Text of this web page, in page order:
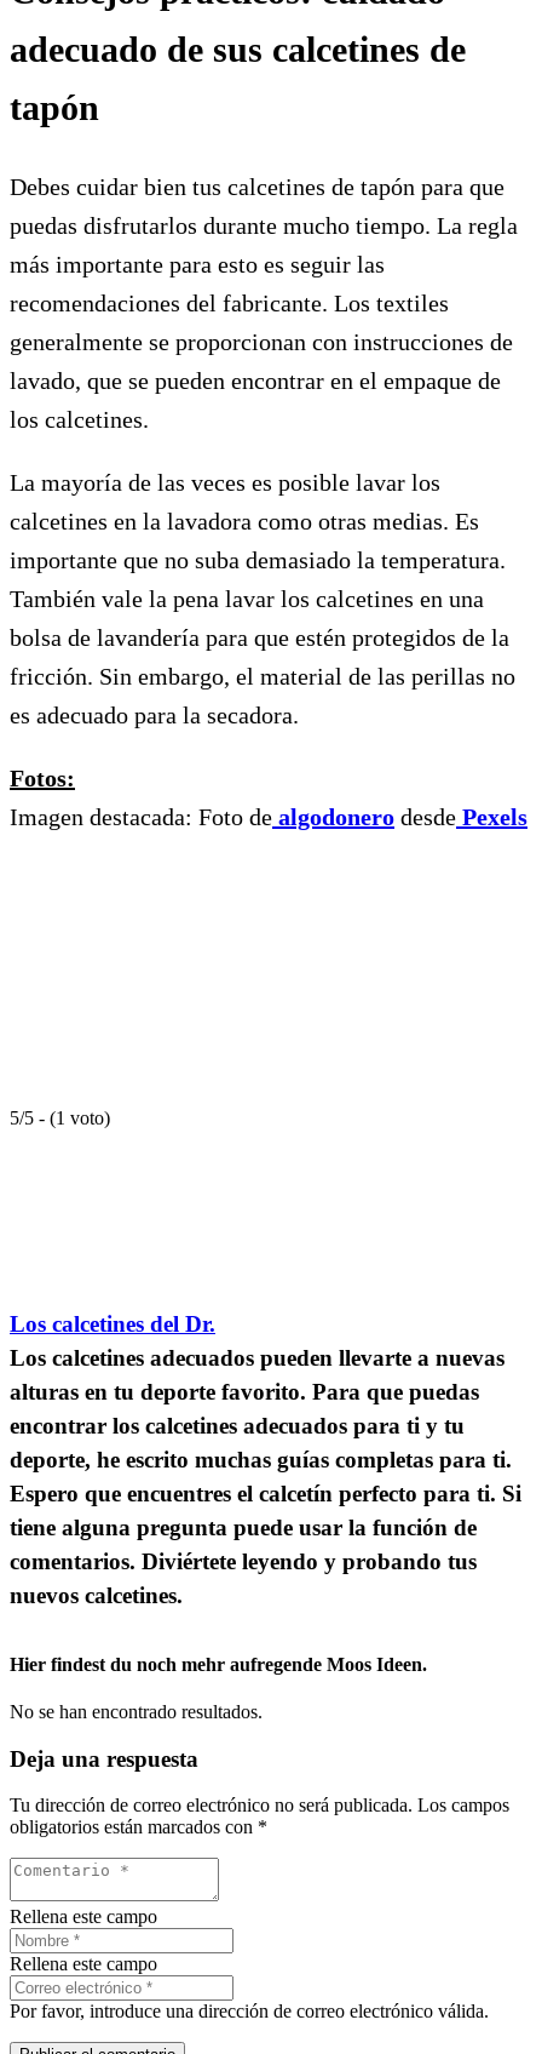
adecuado de sus calcetines de
tapón
Debes cuidar bien tus calcetines de tapón para que
puedas disfrutarlos durante mucho tiempo. La regla
más importante para esto es seguir las
recomendaciones del fabricante. Los textiles
generalmente se proporcionan con instrucciones de
lavado, que se pueden encontrar en el empaque de
los calcetines.
La mayoría de las veces es posible lavar los
calcetines en la lavadora como otras medias. Es
importante que no suba demasiado la temperatura.
También vale la pena lavar los calcetines en una
bolsa de lavandería para que estén protegidos de la
fricción. Sin embargo, el material de las perillas no
es adecuado para la secadora.
Fotos:
Imagen destacada: Foto de algodonero desde Pexels
5/5 - (1 voto)
Los calcetines del Dr.
Los calcetines adecuados pueden llevarte a nuevas
alturas en tu deporte favorito. Para que puedas
encontrar los calcetines adecuados para ti y tu
deporte, he escrito muchas guías completas para ti.
Espero que encuentres el calcetín perfecto para ti. Si
tiene alguna pregunta puede usar la función de
comentarios. Diviértete leyendo y probando tus
nuevos calcetines.
Hier findest du noch mehr aufregende Moos Ideen.
No se han encontrado resultados.
Deja una respuesta
Tu dirección de correo electrónico no será publicada. Los campos
obligatorios están marcados con *
Rellena este campo
Rellena este campo
Por favor, introduce una dirección de correo electrónico válida.